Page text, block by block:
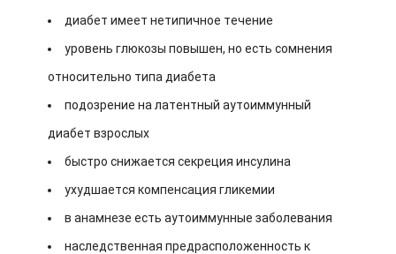
диабет имеет нетипичное течение
уровень глюкозы повышен, но есть сомнения
относительно типа диабета
подозрение на латентный аутоиммунный
диабет взрослых
быстро снижается секреция инсулина
ухудшается компенсация гликемии
в анамнезе есть аутоиммунные заболевания
наследственная предрасположенность к